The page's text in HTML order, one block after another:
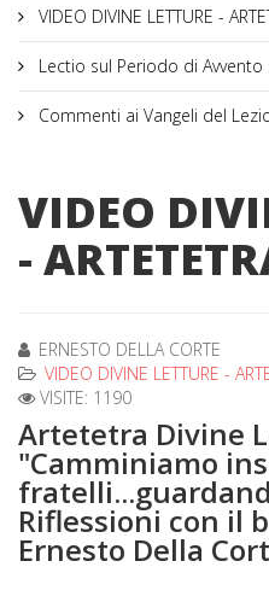
VIDEO DIVINE LETTURE -
Lectio sul Periodo di Avvento
Commenti ai Vangeli del
VIDEO
-
ERNESTO DELLA CORTE
VIDEO DIVINE LETTURE -
VISITE: 1190
Artetetra Divine
"Camminiamo
Riflessioni con il
Ernesto Della